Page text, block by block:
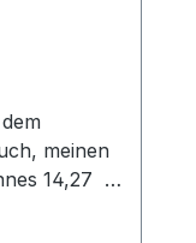
meinen
14,27